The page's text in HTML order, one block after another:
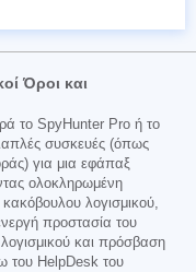
Όροι και
το SpyHunter Pro ή το
συσκευές (όπως
για μια εφάπαξ
ολοκληρωμένη
κακόβουλου λογισμικού,
προστασία του
και πρόσβαση
του HelpDesk του